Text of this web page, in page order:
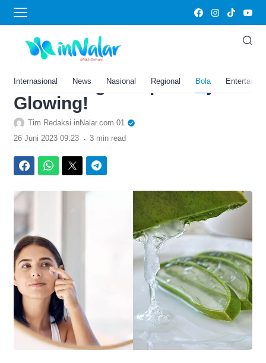
Internasional News Nasional Regional Bola
Home›Bola
Tips Glow up dalam
Seminggu! Low Budget dan
Puas Banget Dapat Wajah
Glowing!
Tim Redaksi inNalar.com 01
26 Juni 2023 09:23 . 3 min read